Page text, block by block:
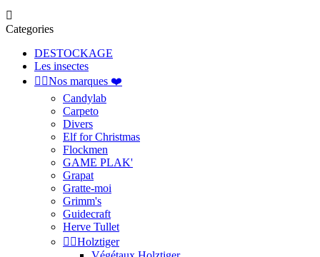

Categories
DESTOCKAGE
Les insectes
 Nos marques ❤️
Candylab
Carpeto
Divers
Elf for Christmas
Flockmen
GAME PLAK'
Grapat
Gratte-moi
Grimm's
Guidecraft
Herve Tullet
 Holztiger